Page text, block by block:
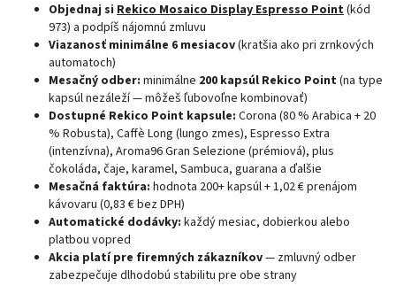
Objednaj si Rekico Mosaico Display Espresso Point(kód
973) a podpíš nájomnú zmluvu
Viazanosť minimálne 6 mesiacov(kratšia ako pri zrnkových
automatoch)
Mesačný odber: minimálne 200 kapsúl Rekico Point(na type
kapsúl nezáleží — môžeš ľubovoľne kombinovať)
Dostupné Rekico Point kapsule: Corona (80 % Arabica + 20
% Robusta), Caffè Long (lungo zmes), Espresso Extra
(intenzívna), Aroma96 Gran Selezione (prémiová), plus
čokoláda, čaje, karamel, Sambuca, guarana a ďalšie
Mesačná faktúra: hodnota 200+ kapsúl + 1,02 € prenájom
kávovaru (0,83 € bez DPH)
Automatické dodávky: každý mesiac, dobierkou alebo
platbou vopred
Akcia platí pre firemných zákazníkov— zmluvný odber
zabezpečuje dlhodobú stabilitu pre obe strany